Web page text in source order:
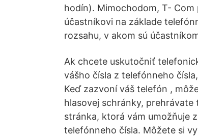
hodín). Mimochodom, T-
účastníkovi na základe
rozsahu, v akom sú
Ak chcete uskutočniť
vášho čísla z telefónneho
Keď zazvoní váš telefón ,
hlasovej schránky,
stránka, ktorá vám umožňuje
telefónneho čísla. Môžete si